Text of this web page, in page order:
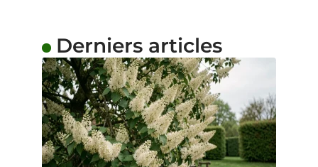
Derniers articles